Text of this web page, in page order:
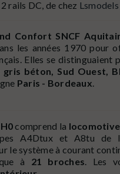
, 2 rails DC, de chez Lsmodels
Confort SNCF
les années 1970 pour
Elles se distinguaient
béton, Sud Ouest,
Paris - Bordeaux
H0 comprend la
A4Dtux et A8tu de
le système à courant
à 21 broches . Les